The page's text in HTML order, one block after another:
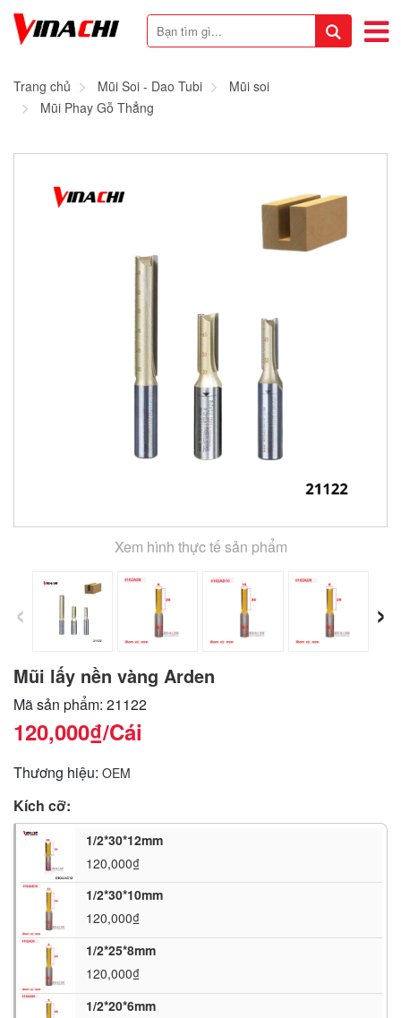
Trang chủ Mũi Soi - Dao Tubi
Mũi soi
Mũi Phay Gỗ Thẳng
Xem hình thực tế sản phẩm
‹ ›
Mũi lấy nền vàng Arden
Mã sản phẩm: 21122
120,000₫/Cái
Thương hiệu: OEM
Kích cỡ:
1/2*30*12mm
120,000₫
1/2*30*10mm
120,000₫
1/2*25*8mm
120,000₫
1/2*20*6mm